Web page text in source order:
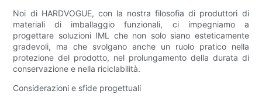
Noi di HARDVOGUE, con la nostra filosofia di produttori di
materiali di imballaggio funzionali, ci impegniamo a
progettare soluzioni IML che non solo siano esteticamente
gradevoli, ma che svolgano anche un ruolo pratico nella
protezione del prodotto, nel prolungamento della durata di
conservazione e nella riciclabilità.
Considerazioni e sfide progettuali